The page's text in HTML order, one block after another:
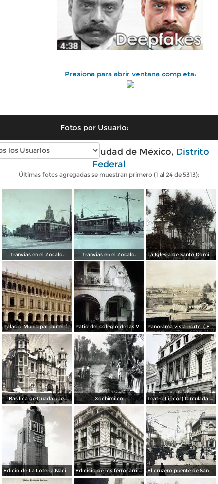
Presiona para abrir ventana completa:
Fotos por Usuario:
Fotos antiguas de Ciudad de México, Distrito
Federal
Últimas fotos agregadas se muestran primero (1 al 24 de 5313):
Tranvias en el Zocalo. Tranvias en el Zocalo. La Iglesia de Santo Domingo.
Palacio Municipal por el fotografo Hugo Brehme.. Patio del colegio de las Vizcainas por el fotografo Hugo Brehme. Panorama vista norte. ( Fechada el 20 de Junio de 1905 ).
Basilica de Guadalupe. Xochimilco Teatro Lirico. ( Circulada el 1 de Agosto de 1926 ).
Edicio de La Loteria Nacional Ciudad de México Abril de 1964 Edicicio de los ferrocarriles. El cruzero puente de San Francisco y Guardiola por el fotografo Felix Miret.